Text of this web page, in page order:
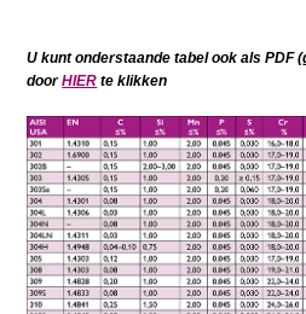
U kunt onderstaande tabel ook als PDF
doorHIER te klikken